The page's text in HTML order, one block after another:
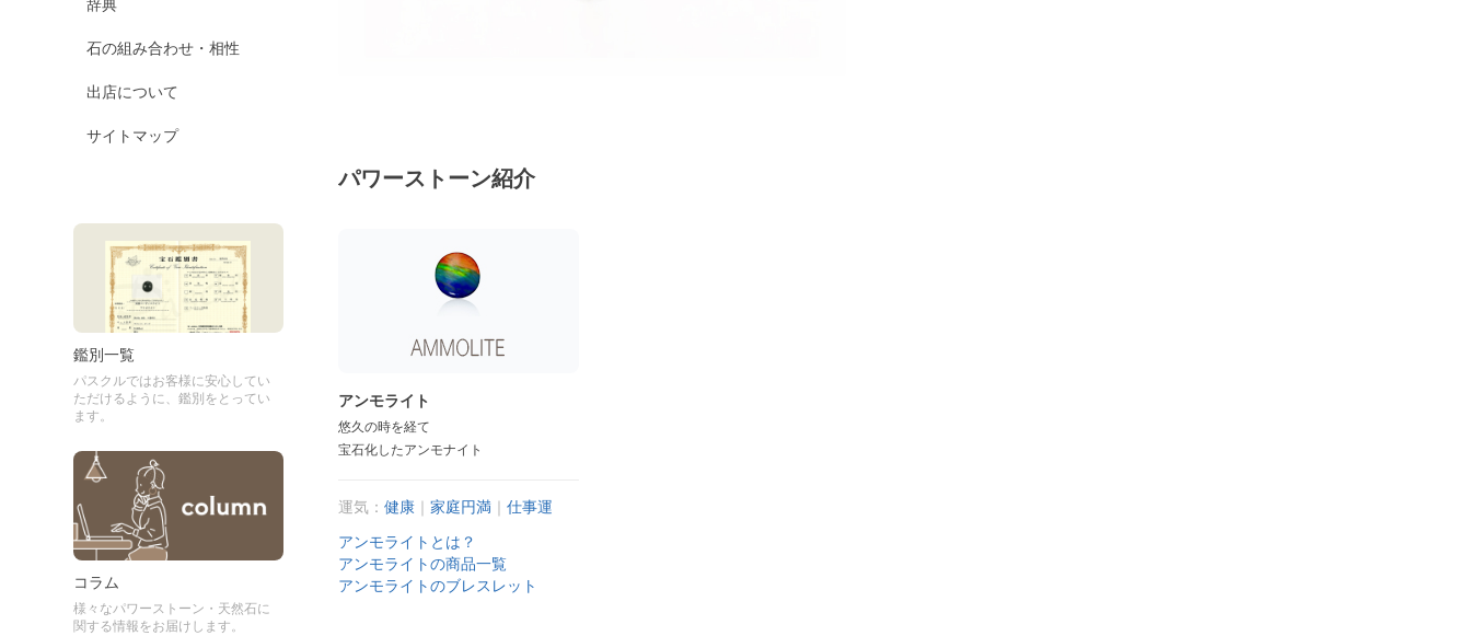
辞典
石の組み合わせ・相性
出店について
サイトマップ
鑑別一覧
パスクルではお客様に安心してい
ただけるように、鑑別をとってい
ます。
コラム
様々なパワーストーン・天然石に
関する情報をお届けします。
パワーストーン紹介
アンモライト
悠久の時を経て
宝石化したアンモナイト
運気：健康 ｜家庭円満 ｜仕事運
アンモライトとは？
アンモライトの商品一覧
アンモライトのブレスレット